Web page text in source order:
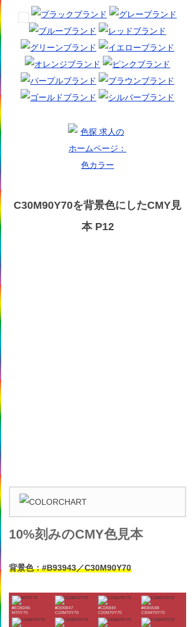
C30M90Y70を背景色にしたCMY見
本 P12
10%刻みのCMY色見本
背景色：#B93943／C30M90Y70
#ED6D46
M70Y70
#DD6B47
C10M70Y70
#CD6849
C20M70Y70
#BB654B
C30M70Y70